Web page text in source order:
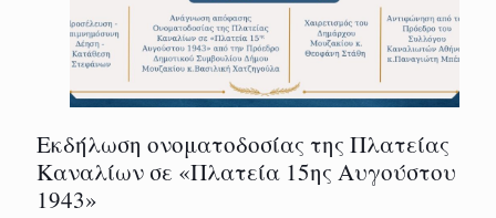
Εκδήλωση ονοματοδοσίας της Πλατείας
Καναλίων σε «Πλατεία 15ης Αυγούστου
1943»